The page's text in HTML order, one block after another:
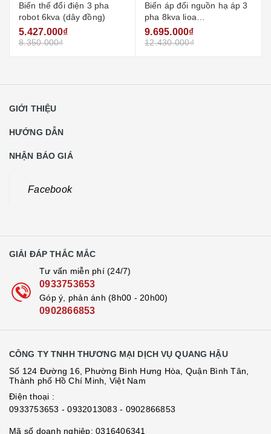
Biến áp đổi nguồn hạ áp 3
pha 8kva lioa
3k800m2dh5yc (loại cách
ly)
9.695.000₫
12.430.000₫
Biến thế đổi điện 3 pha
robot 6kva
4.200.000₫
6.460.000₫
GIỚI THIỆU
HƯỚNG DẪN
NHẬN BÁO GIÁ
Facebook
GIẢI ĐÁP THẮC MẮC
Tư vấn miễn phí (24/7)
0933753653
Góp ý, phản ánh (8h00 - 20h00)
0902866853
CÔNG TY TNHH THƯƠNG MẠI DỊCH VỤ QUANG HẬU
Số 124 Đường 16, Phường Bình Hưng Hòa, Quận Bình Tân,
Thành phố Hồ Chí Minh, Việt Nam
Điện thoại :
0933753653 - 0932013083 - 0902866853
Mã số doanh nghiệp: 0316406341